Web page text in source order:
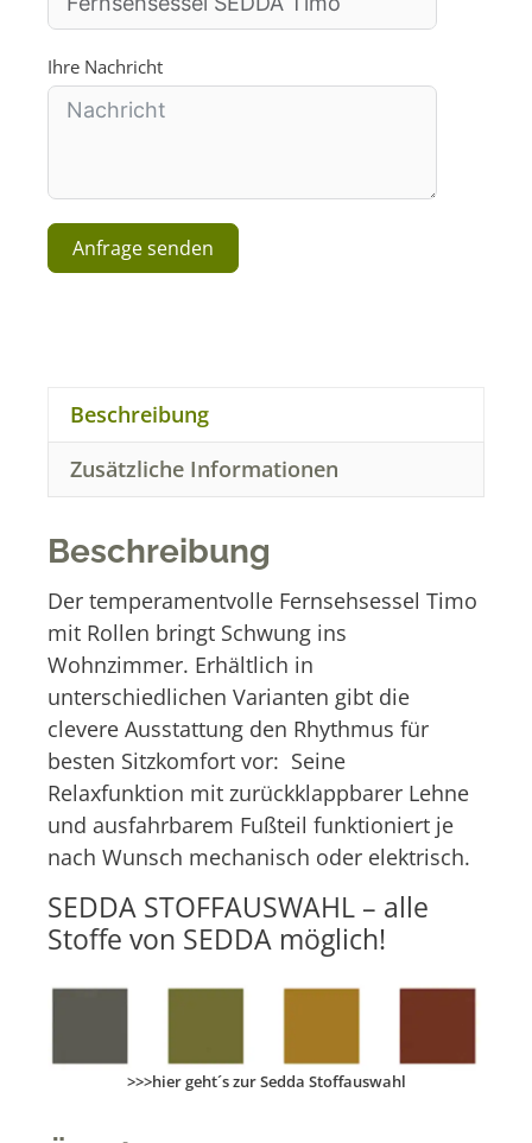
t
s
+
1
Ihre Nachricht
Anfrage senden
e
Beschreibung
Zusätzliche Informationen
Beschreibung
Der temperamentvolle Fernsehsessel Timo
mit Rollen bringt Schwung ins
Wohnzimmer. Erhältlich in
unterschiedlichen Varianten gibt die
clevere Ausstattung den Rhythmus für
besten Sitzkomfort vor: Seine
Relaxfunktion mit zurückklappbarer Lehne
und ausfahrbarem Fußteil funktioniert je
nach Wunsch mechanisch oder elektrisch.
SEDDA STOFFAUSWAHL – alle
Stoffe von SEDDA möglich!
>>>hier geht´s zur Sedda Stoffauswahl